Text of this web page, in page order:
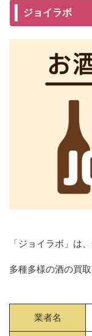
ジョイラボ
「ジョイラボ」は
多種多様の酒の買
業者名